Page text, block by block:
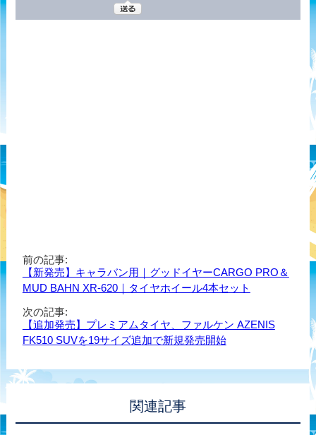
前の記事:
【新発売】キャラバン用｜グッドイヤーCARGO PRO＆
MUD BAHN XR-620｜タイヤホイール4本セット
次の記事:
【追加発売】プレミアムタイヤ、ファルケン AZENIS
FK510 SUVを19サイズ追加で新規発売開始
関連記事